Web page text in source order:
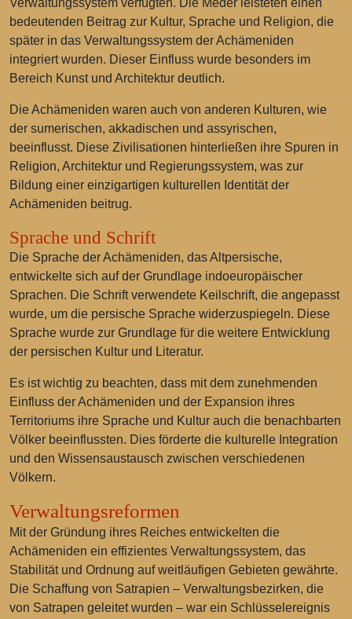
Verwaltungssystem verfügten. Die Meder leisteten einen
bedeutenden Beitrag zur Kultur, Sprache und Religion, die
später in das Verwaltungssystem der Achämeniden
integriert wurden. Dieser Einfluss wurde besonders im
Bereich Kunst und Architektur deutlich.
Die Achämeniden waren auch von anderen Kulturen, wie
der sumerischen, akkadischen und assyrischen,
beeinflusst. Diese Zivilisationen hinterließen ihre Spuren in
Religion, Architektur und Regierungssystem, was zur
Bildung einer einzigartigen kulturellen Identität der
Achämeniden beitrug.
Sprache und Schrift
Die Sprache der Achämeniden, das Altpersische,
entwickelte sich auf der Grundlage indoeuropäischer
Sprachen. Die Schrift verwendete Keilschrift, die angepasst
wurde, um die persische Sprache widerzuspiegeln. Diese
Sprache wurde zur Grundlage für die weitere Entwicklung
der persischen Kultur und Literatur.
Es ist wichtig zu beachten, dass mit dem zunehmenden
Einfluss der Achämeniden und der Expansion ihres
Territoriums ihre Sprache und Kultur auch die benachbarten
Völker beeinflussten. Dies förderte die kulturelle Integration
und den Wissensaustausch zwischen verschiedenen
Völkern.
Verwaltungsreformen
Mit der Gründung ihres Reiches entwickelten die
Achämeniden ein effizientes Verwaltungssystem, das
Stabilität und Ordnung auf weitläufigen Gebieten gewährte.
Die Schaffung von Satrapien – Verwaltungsbezirken, die
von Satrapen geleitet wurden – war ein Schlüsselereignis